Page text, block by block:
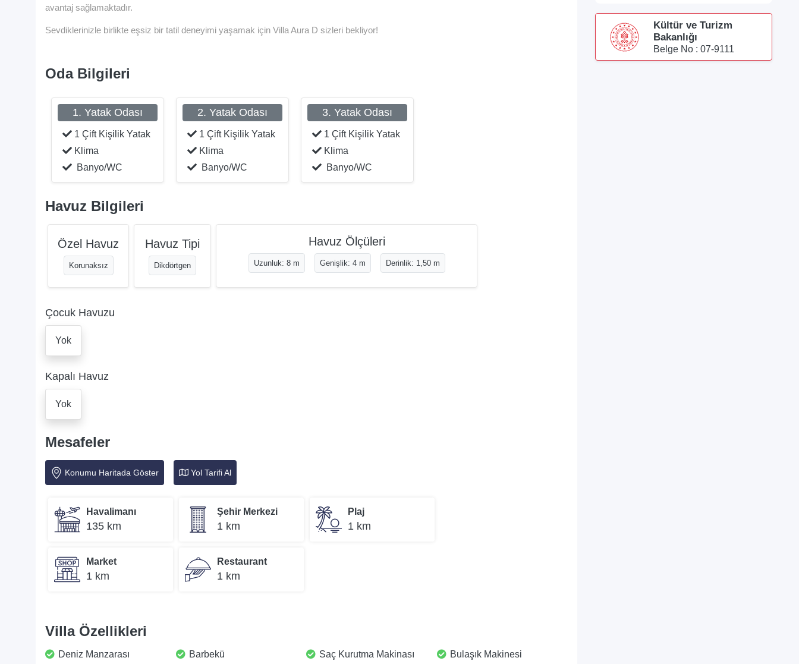
avantaj sağlamaktadır.
Sevdiklerinizle birlikte eşsiz bir tatil deneyimi yaşamak için Villa Aura D sizleri bekliyor!
Oda Bilgileri
1. Yatak Odası
1 Çift Kişilik Yatak
Klima
Banyo/WC
2. Yatak Odası
1 Çift Kişilik Yatak
Klima
Banyo/WC
3. Yatak Odası
1 Çift Kişilik Yatak
Klima
Banyo/WC
Havuz Bilgileri
Özel Havuz
Korunaksız
Havuz Tipi
Dikdörtgen
Havuz Ölçüleri
Uzunluk: 8 m Genişlik: 4 m Derinlik: 1,50 m
Çocuk Havuzu
Yok
Kapalı Havuz
Yok
Mesafeler
Konumu Haritada Göster Yol Tarifi Al
Havalimanı
135 km
Şehir Merkezi
1 km
Plaj
1 km
Market
1 km
Restaurant
1 km
Villa Özellikleri
Deniz Manzarası Barbekü Saç Kurutma Makinası
Bulaşık Makinesi
Kültür ve Turizm
Bakanlığı
Belge No : 07-9111